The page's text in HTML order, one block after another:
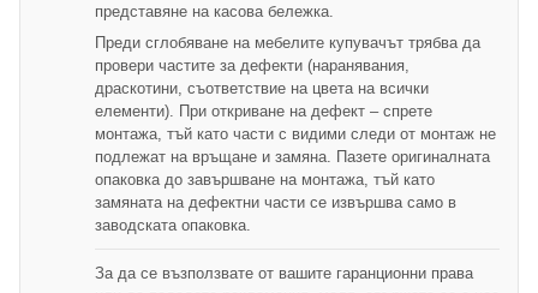
представяне на касова бележка.
Преди сглобяване на мебелите купувачът трябва да
провери частите за дефекти (наранявания,
драскотини, съответствие на цвета на всички
елементи). При откриване на дефект – спрете
монтажа, тъй като части с видими следи от монтаж не
подлежат на връщане и замяна. Пазете оригиналната
опаковка до завършване на монтажа, тъй като
замяната на дефектни части се извършва само в
заводската опаковка.
За да се възползвате от вашите гаранционни права